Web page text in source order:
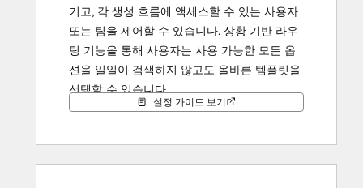
기고, 각 생성 흐름에 액세스할 수 있는 사용자
또는 팀을 제어할 수 있습니다. 상황 기반 라우
팅 기능을 통해 사용자는 사용 가능한 모든 옵
션을 일일이 검색하지 않고도 올바른 템플릿을
선택할 수 있습니다.
면서 HubSpot 레코드 페이지에서 직접 거래,
연락처, 기업, 티켓 및 지원되는 사용자 정의 개
설정 가이드 보기